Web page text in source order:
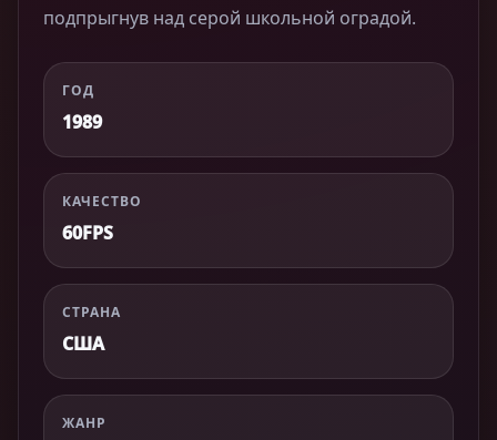
подпрыгнув над серой школьной оградой.
ГОД
1989
КАЧЕСТВО
60FPS
СТРАНА
США
ЖАНР